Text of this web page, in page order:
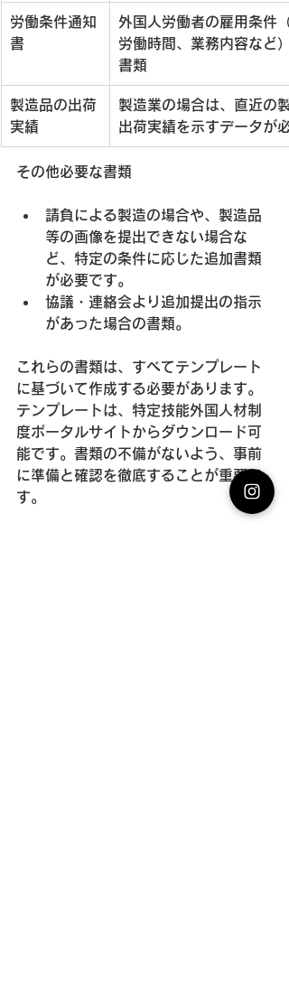
労働条件通知
書
外国人労働者の雇用条件
労働時間、業務内容など
書類
製造品の出荷
実績
製造業の場合は、直近の
出荷実績を示すデータが必
その他必要な書類
請負による製造の場合や、製造品
等の画像を提出できない場合な
ど、特定の条件に応じた追加書類
が必要です。
協議・連絡会より追加提出の指示
があった場合の書類。
これらの書類は、すべてテンプレート
に基づいて作成する必要があります。
テンプレートは、特定技能外国人材制
度ポータルサイトからダウンロード可
能です。書類の不備がないよう、事前
に準備と確認を徹底することが重要で
す。